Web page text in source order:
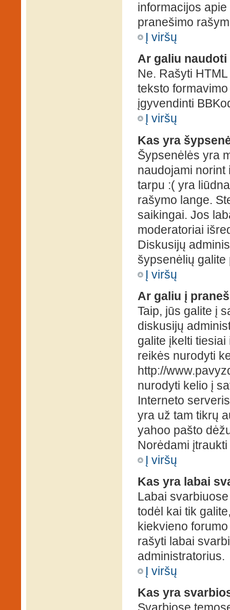
informacijos
pranešimo
Į viršų
Ar galiu naudoti
Ne. Rašyti
teksto
įgyvendinti
Į viršų
Kas yra
Šypsenėlės yra
naudojami norint
tarpu :( yra
rašymo lange.
saikingai. Jos
moderatoriai
Diskusijų
šypsenėlių galite
Į viršų
Ar galiu į
Taip, jūs galite į
diskusijų
galite įkelti
reikės nurodyti
http://
nurodyti kelio į
Interneto
yra už tam tikrų
yahoo pašto
Norėdami
Į viršų
Kas yra labai
Labai
todėl kai tik
kiekvieno
rašyti labai
administratorius.
Į viršų
Kas yra